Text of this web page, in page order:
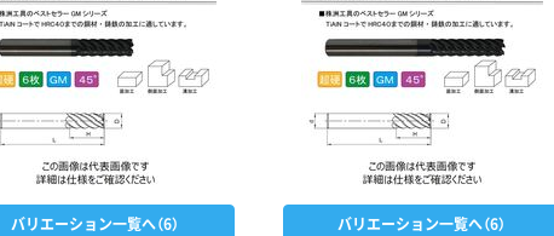
バリエーション一覧へ（6） バリエーション一覧へ（6）